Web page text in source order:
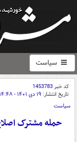
سیاست
کد خبر1453783
تاریخ انتشار: ۱۹ دی ۱۴۰۱ - ۱۴:۴۸
سیاست
حمله مشترک